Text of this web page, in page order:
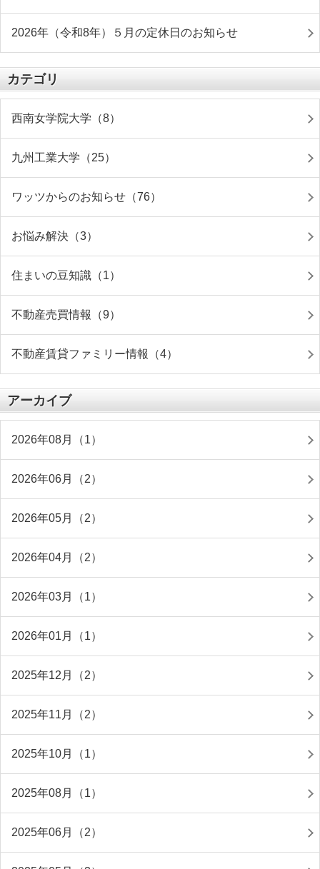
2026年（令和8年）５月の定休日のお知らせ
カテゴリ
西南女学院大学（8）
九州工業大学（25）
ワッツからのお知らせ（76）
お悩み解決（3）
住まいの豆知識（1）
不動産売買情報（9）
不動産賃貸ファミリー情報（4）
アーカイブ
2026年08月（1）
2026年06月（2）
2026年05月（2）
2026年04月（2）
2026年03月（1）
2026年01月（1）
2025年12月（2）
2025年11月（2）
2025年10月（1）
2025年08月（1）
2025年06月（2）